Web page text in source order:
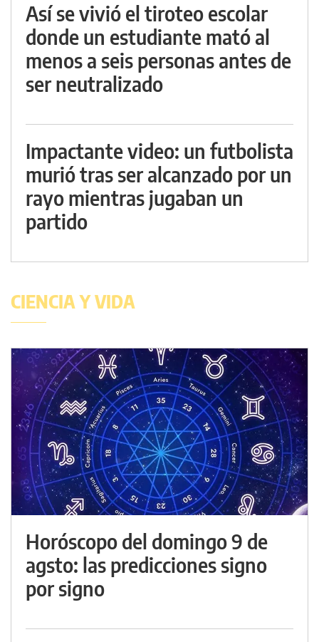
Así se vivió el tiroteo escolar
donde un estudiante mató al
menos a seis personas antes de
ser neutralizado
Impactante video: un futbolista
murió tras ser alcanzado por un
rayo mientras jugaban un
partido
CIENCIA Y VIDA
Horóscopo del domingo 9 de
agsto: las predicciones signo
por signo